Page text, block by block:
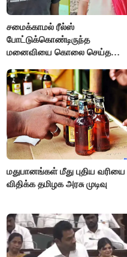
சமைக்காமல் ரீல்ஸ்
போட்டுக்கொண்டிருந்த
மனைவியை கொலை செய்த
மதுபானங்கள் மீது புதிய வரியை
விதிக்க தமிழக அரசு முடிவு